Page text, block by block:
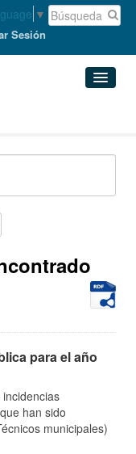
▼
Sesión
para el año
han sido
municipales)